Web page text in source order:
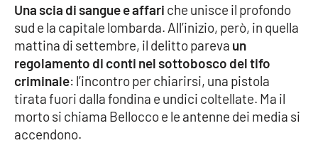
EDIZIONI
LOCALI
Catanzaro
Crotone
Una scia di sangue e affari che unisce il profondo
sud e la capitale lombarda. All’inizio, però, in quella
mattina di settembre, il delitto pareva un
regolamento di conti nel sottobosco del tifo
criminale: l’incontro per chiarirsi, una pistola
tirata fuori dalla fondina e undici coltellate. Ma il
morto si chiama Bellocco e le antenne dei media si
accendono.